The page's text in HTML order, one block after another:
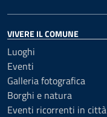
VIVERE IL COMUNE
Luoghi
Eventi
Galleria fotografica
Borghi e natura
Eventi ricorrenti in città